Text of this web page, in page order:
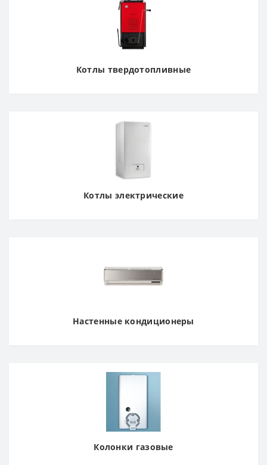
Котлы твердотопливные
Котлы электрические
Настенные кондиционеры
Колонки газовые